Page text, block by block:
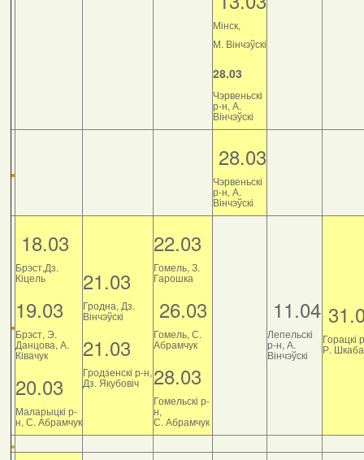
Мінск,
М. Вінчэўскі
28.03
Чэрвеньскі
р-н, А.
Вінчэўскі
28.03
Чэрвеньскі
р-н, А.
Вінчэўскі
18.03
Брэст,Дз.
Кіцель
19.03
Брэст, Э.
Данцова, А.
Ківачук
20.03
Маларыцкі р-
н, С. Абрамчук
21.03
Гродна, Дз.
Вінчэўскі
21.03
Гродзенскі р-н,
Дз. Якубовіч
22.03
Гомель, З.
Гарошка
26.03
Гомель, С.
Абрамчук
28.03
Гомельскі р-
н,
С. Абрамчук
11.04
Лепельскі
р-н, А.
Вінчэўскі
Горацкі
Р.